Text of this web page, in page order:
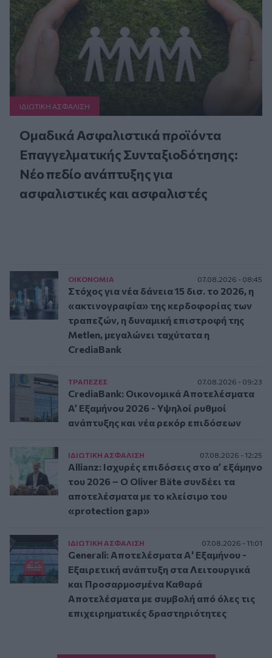
ΙΔΙΩΤΙΚΗ ΑΣΦAΛΙΣΗ
Ομαδικά Ασφαλιστικά προϊόντα
Επαγγελματικής Συνταξιοδότησης:
Νέο πεδίο ανάπτυξης για
ασφαλιστικές και ασφαλιστές
ΟΙΚΟΝΟΜΙΑ 07.08.2026 - 08:45
Στόχος για νέα δάνεια 15 δισ. το 2026, η
«ακτινογραφία» της κερδοφορίας των
τραπεζών, η δυναμική επιστροφή της
Metlen, μεγαλώνει ταχύτατα η
CrediaBank
ΤΡAΠΕΖΕΣ 07.08.2026 - 09:23
CrediaBank: Οικονομικά Αποτελέσματα
A’ Εξαμήνου 2026 - Υψηλοί ρυθμοί
ανάπτυξης και νέα ρεκόρ επιδόσεων
ΙΔΙΩΤΙΚΗ ΑΣΦAΛΙΣΗ 07.08.2026 - 12:25
Allianz: Ισχυρές επιδόσεις στο α’ εξάμηνο
του 2026 – Ο Oliver Bäte συνδέει τα
αποτελέσματα με το κλείσιμο του
«protection gap»
ΙΔΙΩΤΙΚΗ ΑΣΦAΛΙΣΗ 07.08.2026 - 11:01
Generali: Αποτελέσματα Α' Εξαμήνου -
Εξαιρετική ανάπτυξη στα Λειτουργικά
και Προσαρμοσμένα Καθαρά
Αποτελέσματα με συμβολή από όλες τις
επιχειρηματικές δραστηριότητες